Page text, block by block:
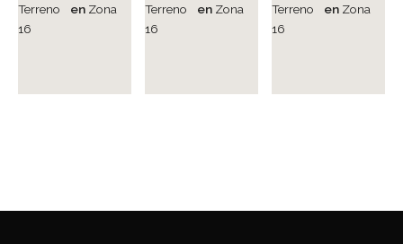
Terreno en Zona
16
Terreno en Zona
16
Terreno en Zona
16